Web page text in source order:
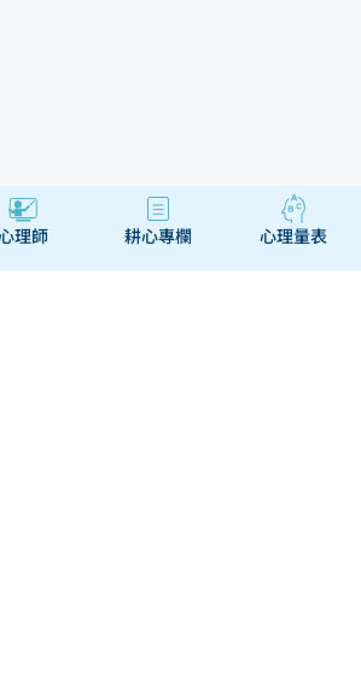
理師 耕心專欄 心理量表